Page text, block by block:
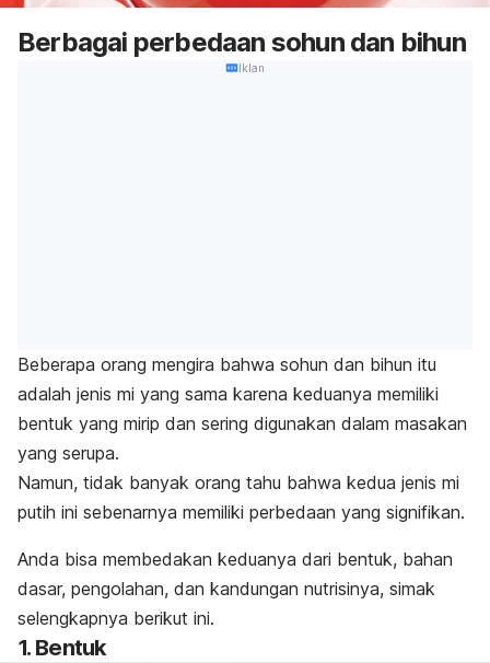
Berbagai perbedaan sohun dan bihun
Iklan
Beberapa orang mengira bahwa sohun dan bihun itu
adalah jenis mi yang sama karena keduanya memiliki
bentuk yang mirip dan sering digunakan dalam masakan
yang serupa.
Namun, tidak banyak orang tahu bahwa kedua jenis mi
putih ini sebenarnya memiliki perbedaan yang signifikan.
Anda bisa membedakan keduanya dari bentuk, bahan
dasar, pengolahan, dan kandungan nutrisinya, simak
selengkapnya berikut ini.
1. Bentuk